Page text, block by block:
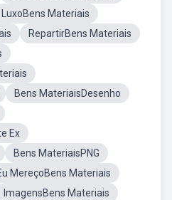
LuxoBens Materiais
RepartirBens Materiais
Bens MateriaisDesenho
Ex
Bens MateriaisPNG
MereçoBens Materiais
ImagensBens Materiais